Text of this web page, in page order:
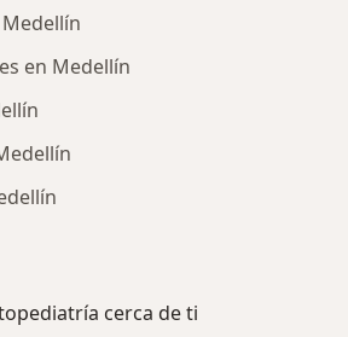
en Medellín
cerca de ti